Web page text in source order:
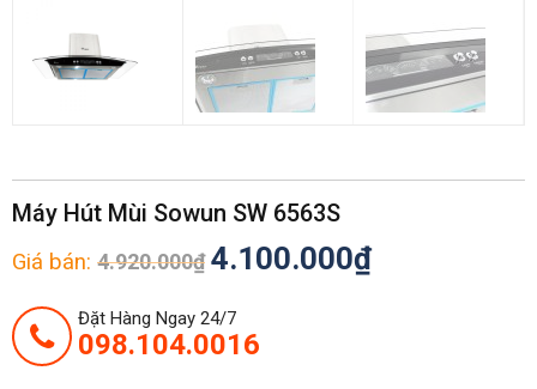
Máy Hút Mùi Sowun SW 6563S
Giá bán: 4.920.000₫ 4.100.000₫
Đặt Hàng Ngay 24/7
098.104.0016